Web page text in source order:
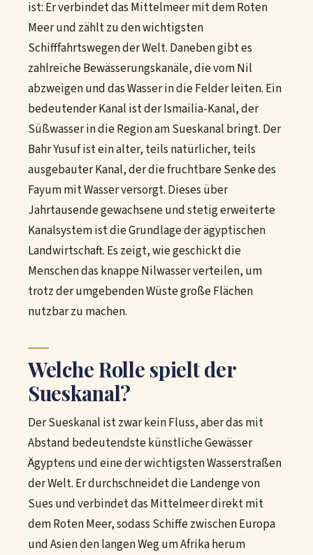
ist: Er verbindet das Mittelmeer mit dem Roten
Meer und zählt zu den wichtigsten
Schifffahrtswegen der Welt. Daneben gibt es
zahlreiche Bewässerungskanäle, die vom Nil
abzweigen und das Wasser in die Felder leiten. Ein
bedeutender Kanal ist der Ismailia-Kanal, der
Süßwasser in die Region am Sueskanal bringt. Der
Bahr Yusuf ist ein alter, teils natürlicher, teils
ausgebauter Kanal, der die fruchtbare Senke des
Fayum mit Wasser versorgt. Dieses über
Jahrtausende gewachsene und stetig erweiterte
Kanalsystem ist die Grundlage der ägyptischen
Landwirtschaft. Es zeigt, wie geschickt die
Menschen das knappe Nilwasser verteilen, um
trotz der umgebenden Wüste große Flächen
nutzbar zu machen.
Welche Rolle spielt der
Sueskanal?
Der Sueskanal ist zwar kein Fluss, aber das mit
Abstand bedeutendste künstliche Gewässer
Ägyptens und eine der wichtigsten Wasserstraßen
der Welt. Er durchschneidet die Landenge von
Sues und verbindet das Mittelmeer direkt mit
dem Roten Meer, sodass Schiffe zwischen Europa
und Asien den langen Weg um Afrika herum